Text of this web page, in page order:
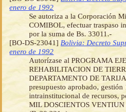
enero de 1992
Se autoriza a la Corporación
COMIBOL, efectuar traspaso
por la suma de Bs. 33011.-
[BO-DS-23041] Bolivia: Decreto
enero de 1992
Autorízase al PROGRAMA
REHABILITACION DE
DEPARTAMENTO DE
presupuesto aprobado,
intrainstitucional de recursos,
MIL DOSCIENTOS